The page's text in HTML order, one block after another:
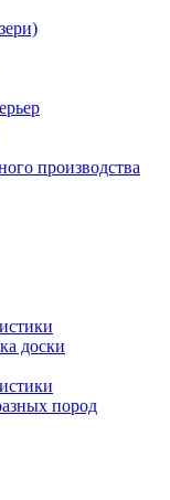
производства
доски
пород